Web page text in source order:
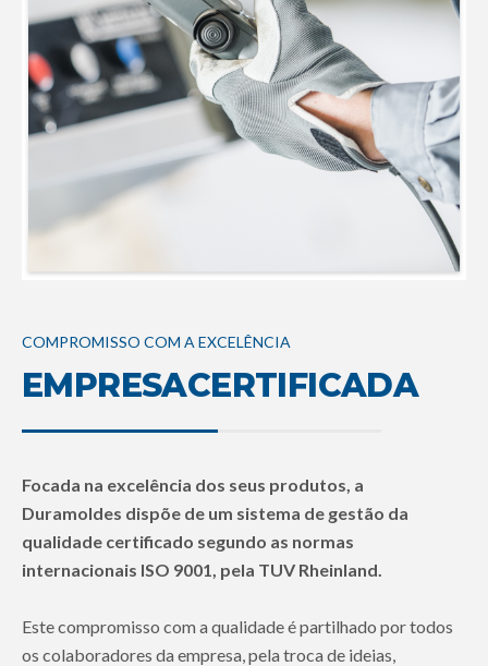
COMPROMISSO COM A EXCELÊNCIA
EMPRESACERTIFICADA
Focada na excelência dos seus produtos, a
Duramoldes dispõe de um sistema de gestão da
qualidade certificado segundo as normas
internacionais ISO 9001, pela TUV Rheinland.
Este compromisso com a qualidade é partilhado por todos
os colaboradores da empresa, pela troca de ideias,